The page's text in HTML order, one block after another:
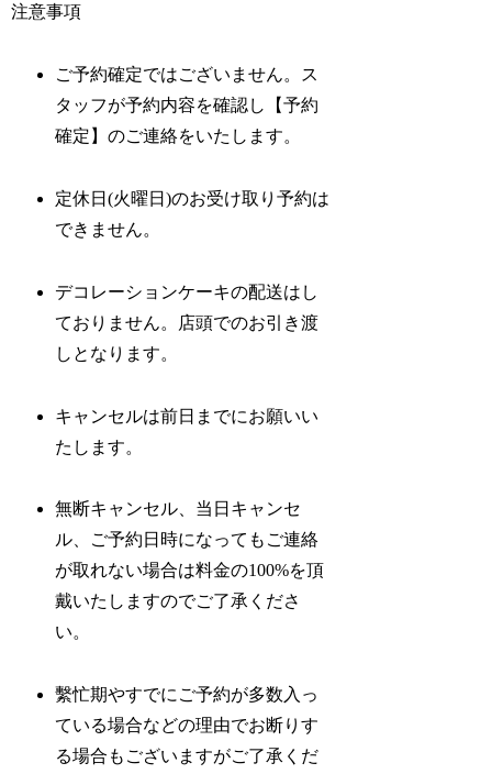
注意事項
ご予約確定ではございません。ス
タッフが予約内容を確認し【予約
確定】のご連絡をいたします。
定休日(火曜日)のお受け取り予約は
できません。
デコレーションケーキの配送はし
ておりません。店頭でのお引き渡
しとなります。
キャンセルは前日までにお願いい
たします。
無断キャンセル、当日キャンセ
ル、ご予約日時になってもご連絡
が取れない場合は料金の100%を頂
戴いたしますのでご了承くださ
い。
繫忙期やすでにご予約が多数入っ
ている場合などの理由でお断りす
る場合もございますがご了承くだ